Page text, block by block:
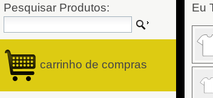
Pesquisar Produtos:
carrinho de compras